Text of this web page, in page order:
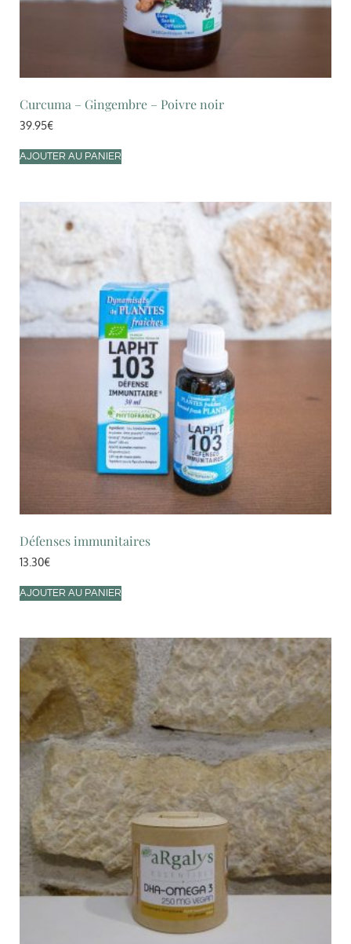
Curcuma – Gingembre – Poivre noir
39.95€
AJOUTER AU PANIER
Défenses immunitaires
13.30€
AJOUTER AU PANIER